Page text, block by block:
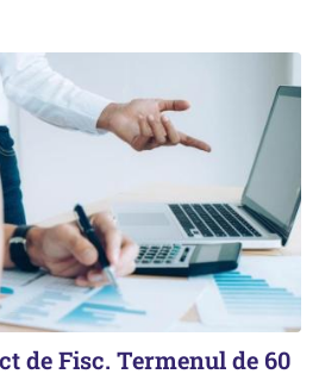
de Fisc. Termenul de 60